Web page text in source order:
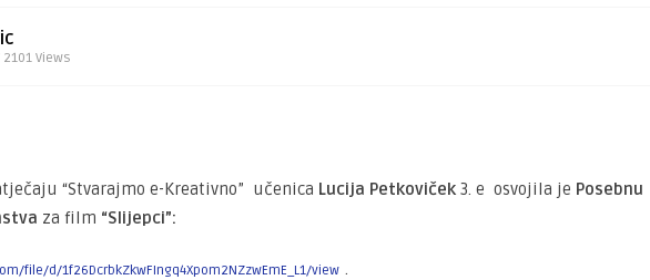
Views
“Stvarajmo e-Kreativno” učenica Lucija Petkoviček3. e osvojila je Posebnu
za film “Slijepci”:
file/d/1f26DcrbkZkwFIngq4Xpom2NZzwEmE_L1/view .